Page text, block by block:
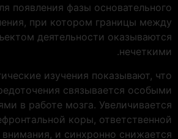
появления фазы основательного
при котором границы между
деятельности оказываются
нечеткими.
изучения показывают, что
связывается особыми
в работе мозга. Увеличивается
коры, ответственной
внимания, и синхронно снижается